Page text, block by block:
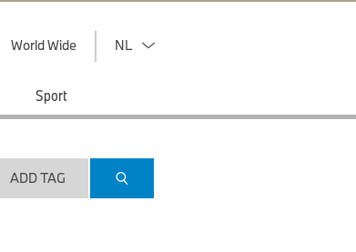
World Wide NL
Sport
ADD TAG